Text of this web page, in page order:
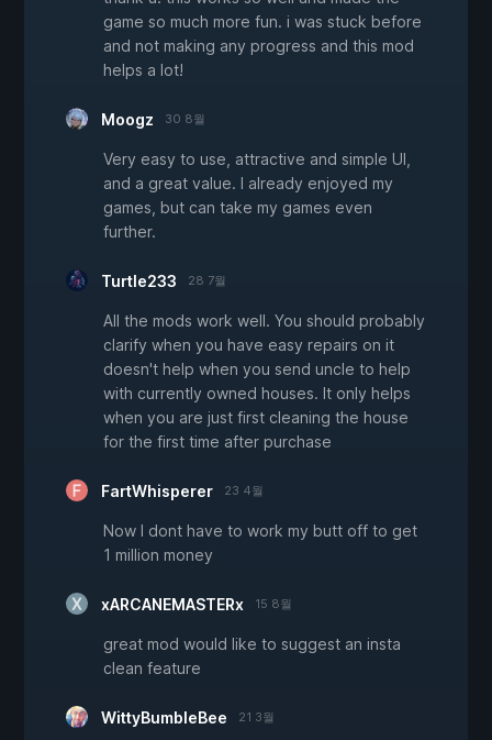
game so much more fun. i was stuck before
and not making any progress and this mod
helps a lot!
Moogz 30 8월
Very easy to use, attractive and simple UI,
and a great value. I already enjoyed my
games, but can take my games even
further.
Turtle233 28 7월
All the mods work well. You should probably
clarify when you have easy repairs on it
doesn't help when you send uncle to help
with currently owned houses. It only helps
when you are just first cleaning the house
for the first time after purchase
FartWhisperer 23 4월
Now I dont have to work my butt off to get
1 million money
xARCANEMASTERx 15 8월
great mod would like to suggest an insta
clean feature
WittyBumbleBee 21 3월